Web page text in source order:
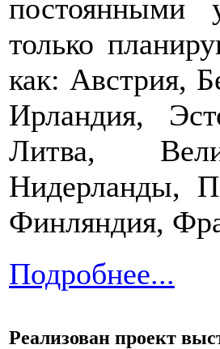
постоянными
только
как: Австрия,
Ирландия,
Литва,
Нидерланды,
Финляндия,
Подробнее...
Реализован проект